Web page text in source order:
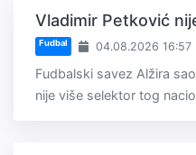
Vladimir Petković
Fudbal 04.08.2026 16:57
Fudbalski savez Alžira
nije više selektor tog